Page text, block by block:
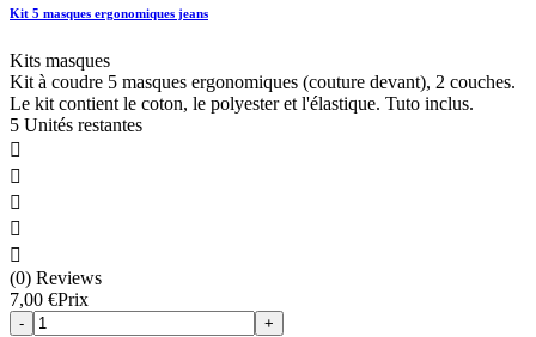
Kit 5 masques ergonomiques jeans
Kits masques
Kit à coudre 5 masques ergonomiques (couture devant), 2 couches.
Le kit contient le coton, le polyester et l'élastique. Tuto inclus.
5 Unités restantes





(0) Reviews
7,00 €Prix
- +